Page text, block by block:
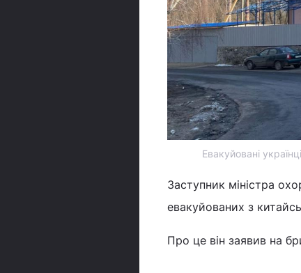
Евакуйовані
Заступник міністра
евакуйованих з
Про це він заявив на